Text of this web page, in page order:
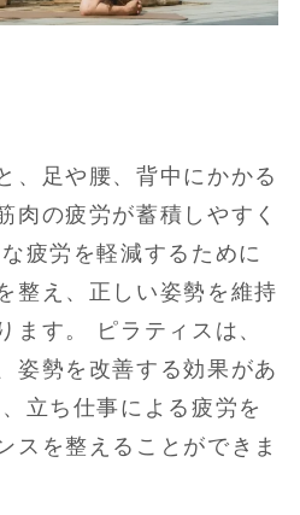
、足や腰、背中にかかる
肉の疲労が蓄積しやすく
疲労を軽減するために
整え、正しい姿勢を維持
ます。 ピラティスは、
姿勢を改善する効果があ
立ち仕事による疲労を
スを整えることができま